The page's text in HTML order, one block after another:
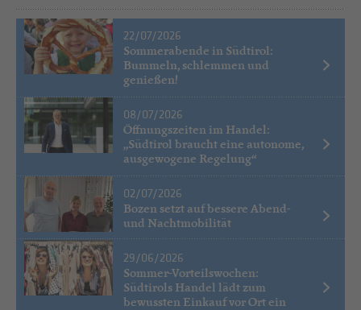
22/07/2026
Sommerabende in Südtirol:
Bummeln, schlemmen und
genießen!
08/07/2026
Öffnungszeiten im Handel:
„Südtirol braucht eine autonome,
ausgewogene Regelung“
02/07/2026
Bozen setzt auf bessere Abend-
und Nachtmobilität
29/06/2026
Sommer-Vorteilswochen:
Südtirols Handel lädt zum
bewussten Einkauf vor Ort ein